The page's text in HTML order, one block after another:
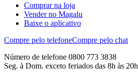
Comprar na loja
Vender no Magalu
Baixe o aplicativo
Compre pelo telefoneCompre pelo chat
Número de telefone 0800 773 3838
Seg. à Dom. exceto feriados das 8h às 20h